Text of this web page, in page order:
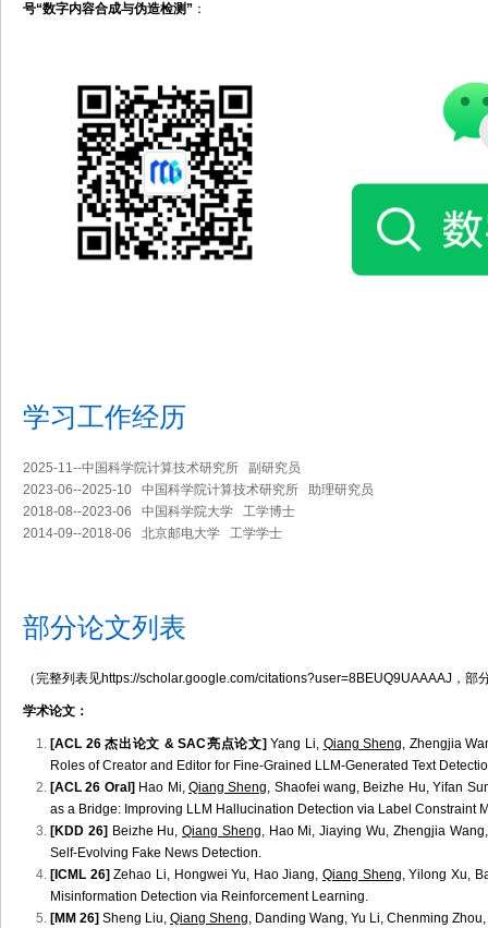
号“数字内容合成与伪造检测” ：
学习工作经历
2025-11--中国科学院计算技术研究所 副研究员
2023-06--2025-10 中国科学院计算技术研究所 助理研究员
2018-08--2023-06 中国科学院大学 工学博士
2014-09--2018-06 北京邮电大学 工学学士
部分论文列表
（完整列表见https://scholar.google.com/citations?user=8BEUQ9UAAAAJ，部
学术论文：
[ACL 26 杰出论文 & SAC亮点论文]Yang Li, Qiang Sheng, Zhengjia
Roles of Creator and Editor for Fine-Grained LLM-Generated Text
[ACL 26 Oral] Hao Mi, Qiang Sheng, Shaofei wang, Beizhe Hu, Yifan
as a Bridge: Improving LLM Hallucination Detection via Label Constraint
[KDD 26] Beizhe Hu,Qiang Sheng, Hao Mi, Jiaying Wu, Zhengjia
Self-Evolving Fake News Detection.
[ICML 26]Zehao Li, Hongwei Yu, Hao Jiang, Qiang Sheng, Yilong Xu,
Misinformation Detection via Reinforcement Learning.
[MM 26] Sheng Liu, Qiang Sheng, Danding Wang, Yu Li, Chenming